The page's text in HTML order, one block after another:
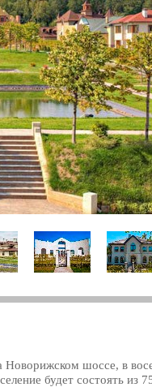
Новорижском шоссе, в
будет состоять